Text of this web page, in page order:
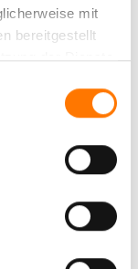
mit
bereitgestellt
der Dienste
diskret weiter.
Erfahrung als